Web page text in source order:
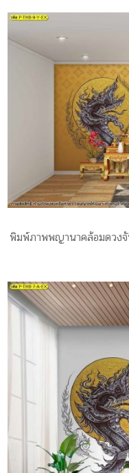
พิมพ์ภาพพญานาคล้อมดวง